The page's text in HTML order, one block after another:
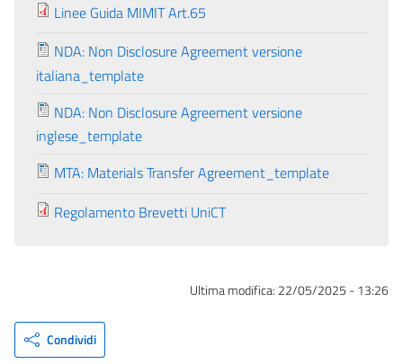
Linee Guida MIMIT Art.65
NDA: Non Disclosure Agreement versione
italiana_template
NDA: Non Disclosure Agreement versione
inglese_template
MTA: Materials Transfer Agreement_template
Regolamento Brevetti UniCT
Ultima modifica: 22/05/2025 - 13:26
Condividi